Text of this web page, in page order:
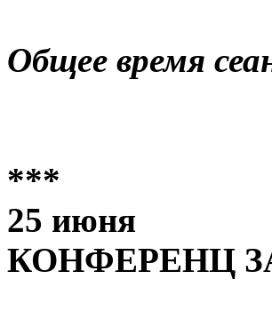
Общее время
***
25 июня
КОНФЕРЕНЦ